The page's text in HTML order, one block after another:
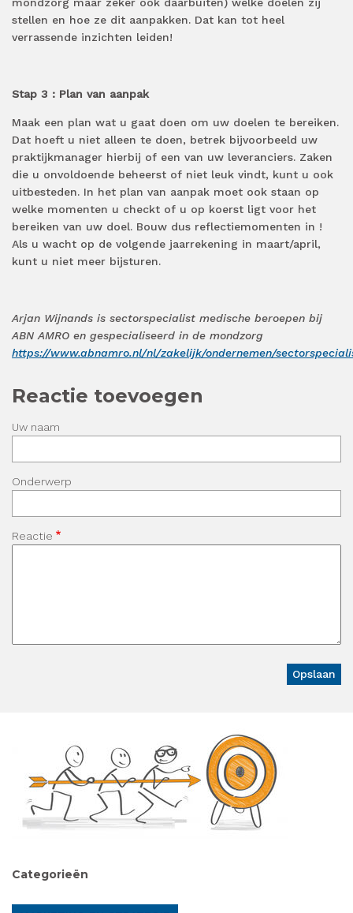
stellen en hoe ze dit aanpakken. Dat kan tot heel
verrassende inzichten leiden!
Stap 3 : Plan van aanpak
Maak een plan wat u gaat doen om uw doelen te bereiken.
Dat hoeft u niet alleen te doen, betrek bijvoorbeeld uw
praktijkmanager hierbij of een van uw leveranciers. Zaken
die u onvoldoende beheerst of niet leuk vindt, kunt u ook
uitbesteden. In het plan van aanpak moet ook staan op
welke momenten u checkt of u op koerst ligt voor het
bereiken van uw doel. Bouw dus reflectiemomenten in !
Als u wacht op de volgende jaarrekening in maart/april,
kunt u niet meer bijsturen.
Arjan Wijnands is sectorspecialist medische beroepen bij
ABN AMRO en gespecialiseerd in de mondzorg
https://www.abnamro.nl/nl/zakelijk/ondernemen/
Reactie toevoegen
Uw naam
Onderwerp
Reactie
Categorieën